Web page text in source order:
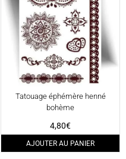
Tatouage éphémère henné
bohème
4,80€
AJOUTER AU PANIER